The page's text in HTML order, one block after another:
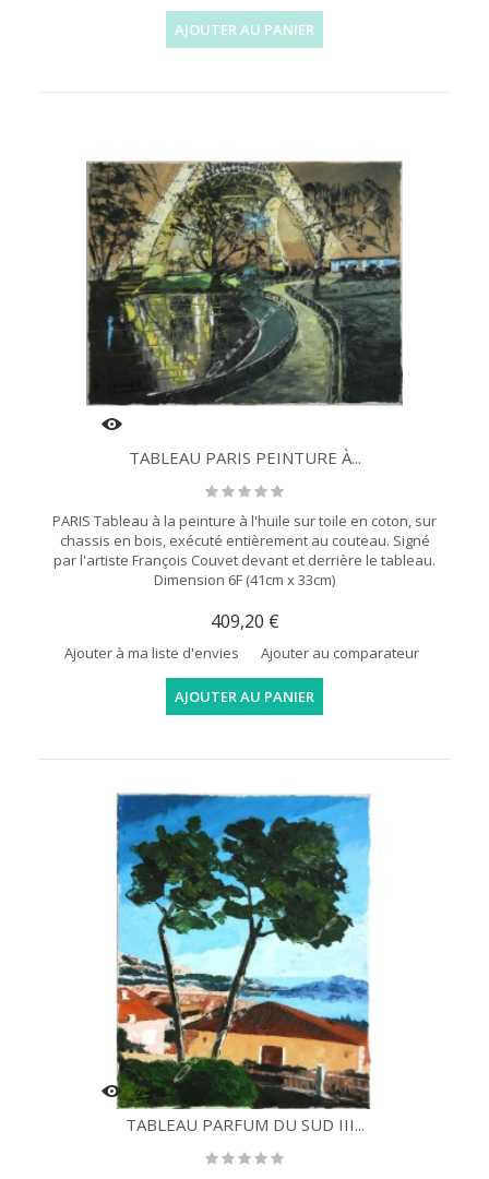
AJOUTER AU PANIER
TABLEAU PARIS PEINTURE À...
PARIS Tableau à la peinture à l'huile sur toile en coton, sur
chassis en bois, exécuté entièrement au couteau. Signé
par l'artiste François Couvet devant et derrière le tableau.
Dimension 6F (41cm x 33cm)
409,20 €
Ajouter à ma liste d'envies Ajouter au comparateur
AJOUTER AU PANIER
TABLEAU PARFUM DU SUD III...